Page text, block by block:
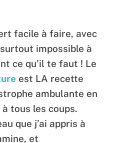
facile à faire, avec
impossible à
ce qu’il te faut ! Le
est LA recette
ambulante en
tous les coups.
que j’ai appris à
et